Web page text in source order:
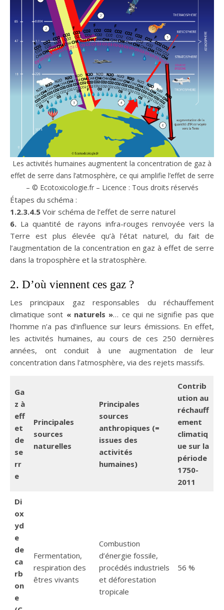
Les activités humaines augmentent la concentration de gaz à
effet de serre dans l’atmosphère, ce qui amplifie l’effet de serre
– © Ecotoxicologie.fr – Licence : Tous droits réservés
Étapes du schéma :
1.2.3.4.5 Voir schéma de l’effet de serre naturel
6. La quantité de rayons infra-rouges renvoyée vers la
Terre est plus élevée qu’à l’état naturel, du fait de
l’augmentation de la concentration en gaz à effet de serre
dans la troposphère et la stratosphère.
2. D’où viennent ces gaz ?
Les principaux gaz responsables du réchauffement
climatique sont « naturels »… ce qui ne signifie pas que
l’homme n’a pas d’influence sur leurs émissions. En effet,
les activités humaines, au cours de ces 250 dernières
années, ont conduit à une augmentation de leur
concentration dans l’atmosphère, via des rejets massifs.
Ga
z à
eff
et
de
se
rr
e
Principales
sources
naturelles
Principales
sources
anthropiques (=
issues des
activités
humaines)
Contrib
ution au
réchauff
ement
climatiq
ue sur la
période
1750-
2011
Di
ox
yd
e
de
ca
rb
on
e
Fermentation,
respiration des
êtres vivants
Combustion
d’énergie fossile,
procédés industriels
et déforestation
tropicale
56 %